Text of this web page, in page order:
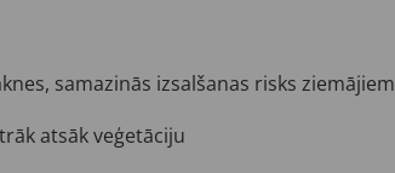
samazinās izsalšanas risks ziemājiem
atsāk veģetāciju